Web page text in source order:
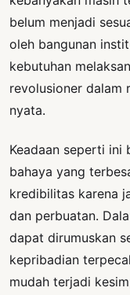
belum menjadi
oleh bangunan
kebutuhan
revolusioner dalam
nyata.
Keadaan seperti ini
bahaya yang
kredibilitas karena
dan perbuatan.
dapat dirumuskan
kepribadian
mudah terjadi